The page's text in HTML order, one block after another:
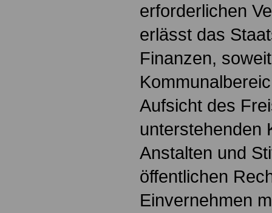
erforderlichen
erlässt das
Finanzen,
Aufsicht des
unterstehenden
Anstalten und
öffentlichen
Einvernehmen